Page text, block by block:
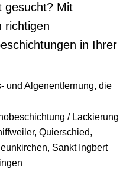
gesucht? Mit
richtigen
in Ihrer
und Algenentfernung, die
/ Lackierung
Quierschied,
Sankt Ingbert